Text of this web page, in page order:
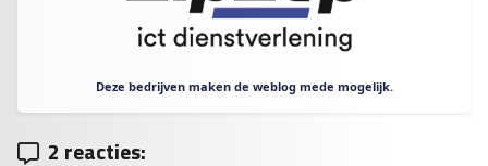
Deze bedrijven maken de weblog mede mogelijk.
2 reacties: